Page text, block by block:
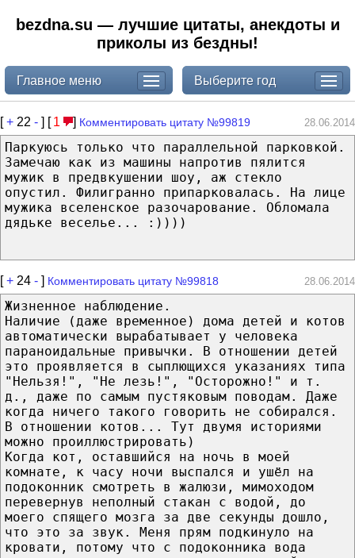
bezdna.su — лучшие цитаты, анекдоты и
приколы из бездны!
Главное меню Выберите год
[+ 22 - ] [ 1 ] Комментировать цитату №99819 28.06.2014
Паркуюсь только что параллельной парковкой.
Замечаю как из машины напротив пялится
мужик в предвкушении шоу, аж стекло
опустил. Филигранно припарковалась. На лице
мужика вселенское разочарование. Обломала
дядьке веселье... :))))
[+ 24 - ] Комментировать цитату №99818 28.06.2014
Жизненное наблюдение.
Наличие (даже временное) дома детей и котов
автоматически вырабатывает у человека
параноидальные привычки. В отношении детей
это проявляется в сыплющихся указаниях типа
"Нельзя!", "Не лезь!", "Осторожно!" и т.
д., даже по самым пустяковым поводам. Даже
когда ничего такого говорить не собирался.
В отношении котов... Тут двумя историями
можно проиллюстрировать)
Когда кот, оставшийся на ночь в моей
комнате, к часу ночи выспался и ушёл на
подоконник смотреть в жалюзи, мимоходом
перевернув неполный стакан с водой, до
моего спящего мозга за две секунды дошло,
что это за звук. Меня прям подкинуло на
кровати, потому что с подоконника вода